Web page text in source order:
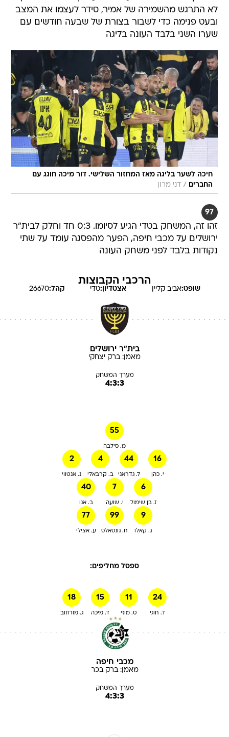
לא התרגש מהשמירה של אמיר, סידר לעצמו את המצב
ובעט פנימה כדי לשבור בצורת של שבעה חודשים עם
שערו השני בלבד העונה בליגה
חיכה לשער בליגה מאז המחזור השלישי. דור מיכה חוגג עם
החברים
/ דני מרון
97
זהו זה, המשחק בטדי הגיע לסיומו. 0:3 חד וחלק לבית"ר
ירושלים על מכבי חיפה, הפער מהפסגה עומד על שתי
נקודות בלבד לפני משחק העונה
הרכבי הקבוצות
שופט:אביב קליין אצטדיון:טדי קהל:26670
בית"ר ירושלים
מאמן:ברק יצחקי
מערך המשחק
4:3:3
55
מ. סילבה
2
נ. אנטווי
4
ב. קרבאלי
44
ל. גדראני
16
י. כהן
40
ב. אנו
7
י. שועה
6
ז. בן שימול
77
ע. אצילי
99
ח. גונסאלס
9
ג. קאלו
ספסל מחליפים:
18
ג. מורוזוב
15
ד. מיכה
11
ט. מוזי
24
ד. חוגי
מכבי חיפה
מאמן:ברק בכר
מערך המשחק
4:3:3